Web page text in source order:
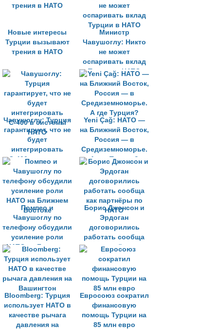
Новые интересы
Турции вызывают
трения в НАТО
Министр
Чавушоглу: Никто
не может
оспаривать вклад
Турции в НАТО
Чавушоглу: Турция
гарантирует, что не
будет
интегрировать
С-400 в системы
НАТО
Yeni Çağ: НАТО —
на Ближний Восток,
Россия — в
Средиземноморье.
А где Турция?
Помпео и
Чавушоглу по
телефону обсудили
усиление роли
НАТО на Ближнем
Востоке
Борис Джонсон и
Эрдоган
договорились
работать сообща
как партнёры по
НАТО
Bloomberg: Турция
использует НАТО в
качестве рычага
давления на
Евросоюз сократил
финансовую
помощь Турции на
85 млн евро